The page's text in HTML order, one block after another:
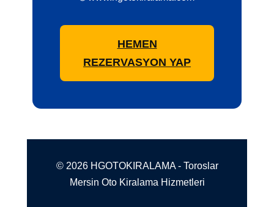
HEMEN
REZERVASYON YAP
© 2026 HGOTOKIRALAMA - Toroslar
Mersin Oto Kiralama Hizmetleri